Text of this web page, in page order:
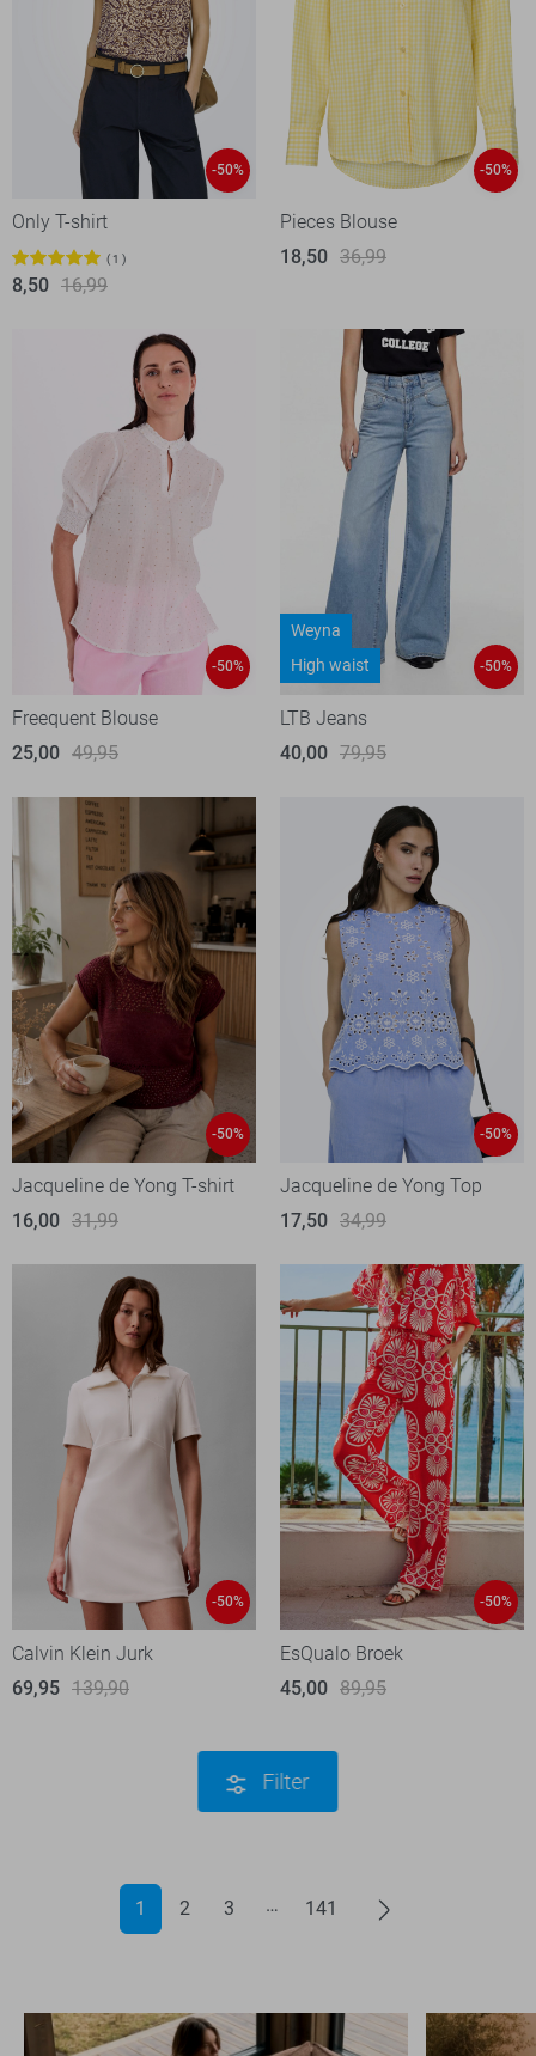
-50%
Only T-shirt
1
8,50 16,99
-50%
Pieces Blouse
18,50 36,99
-50%
Freequent Blouse
25,00 49,95
Weyna
High waist
-50%
LTB Jeans
40,00 79,95
-50%
Jacqueline de Yong T-shirt
16,00 31,99
-50%
Jacqueline de Yong Top
17,50 34,99
-50%
Calvin Klein Jurk
69,95 139,90
-50%
EsQualo Broek
45,00 89,95
Filter
1 2 3 141